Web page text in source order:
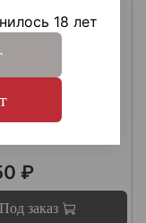
на
калибр
MG
₽
Под заказ
18 лет